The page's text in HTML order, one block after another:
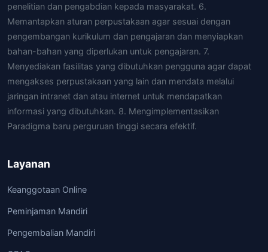
penelitian dan pengabdian kepada masyarakat. 6.
Memantapkan aturan perpustakaan agar sesuai dengan
pengembangan kurikulum dan pengajaran dan menyiapkan
bahan-bahan yang diperlukan untuk pengajaran. 7.
Menyediakan fasilitas yang dibutuhkan pengguna agar dapat
mengakses perpustakaan yang lain dan mendata melalui
jaringan intranet dan atau internet untuk mendapatkan
informasi yang dibutuhkan. 8. Mengimplementasikan
Paradigma baru perguruan tinggi secara efektif.
Layanan
Keanggotaan Online
Peminjaman Mandiri
Pengembalian Mandiri